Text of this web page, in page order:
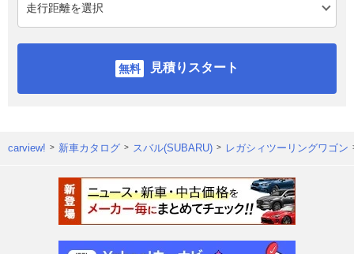
見積りスタート
carview! 新車カタログ スバル(SUBARU) レガシィツーリングワゴン